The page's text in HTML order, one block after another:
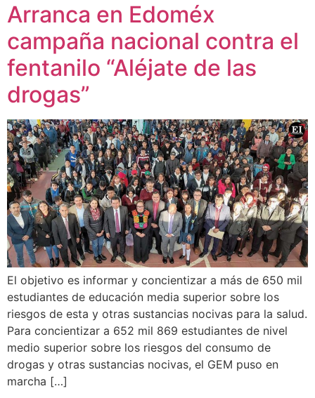
Arranca en Edoméx
campaña nacional contra el
fentanilo “Aléjate de las
drogas”
El objetivo es informar y concientizar a más de 650 mil
estudiantes de educación media superior sobre los
riesgos de esta y otras sustancias nocivas para la salud.
Para concientizar a 652 mil 869 estudiantes de nivel
medio superior sobre los riesgos del consumo de
drogas y otras sustancias nocivas, el GEM puso en
marcha […]